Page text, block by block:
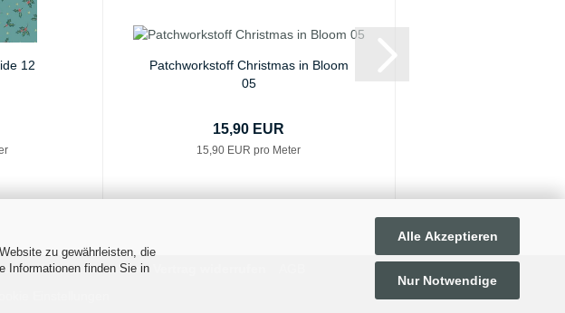
zu gewährleisten, die
Informationen finden Sie in
Alle Akzeptieren
Nur Notwendige
12
Patchworkstoff Christmas in Bloom
05
15,90 EUR
15,90 EUR pro Meter
Widerrufsformular